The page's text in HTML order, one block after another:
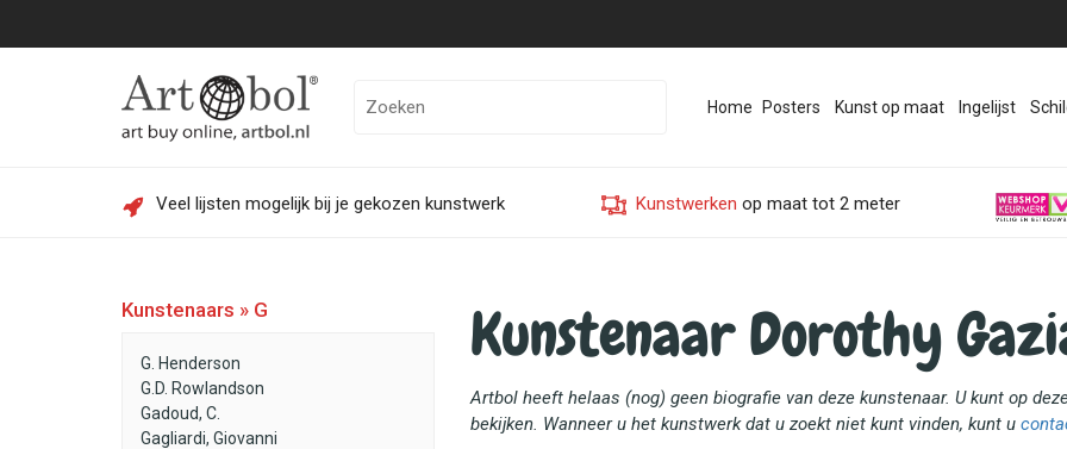
Home Posters Kunst op maat Ingelijst
Veel lijsten mogelijk bij je gekozen kunstwerk Kunstwerken op maat tot 2 meter
Kunstenaars » G
G. Henderson
G.D. Rowlandson
Gadoud, C.
Gagliardi, Giovanni
Kunstenaar Dorothy
Artbol heeft helaas (nog) geen biografie van deze kunstenaar. U kunt op
bekijken. Wanneer u het kunstwerk dat u zoekt niet kunt vinden, kunt u